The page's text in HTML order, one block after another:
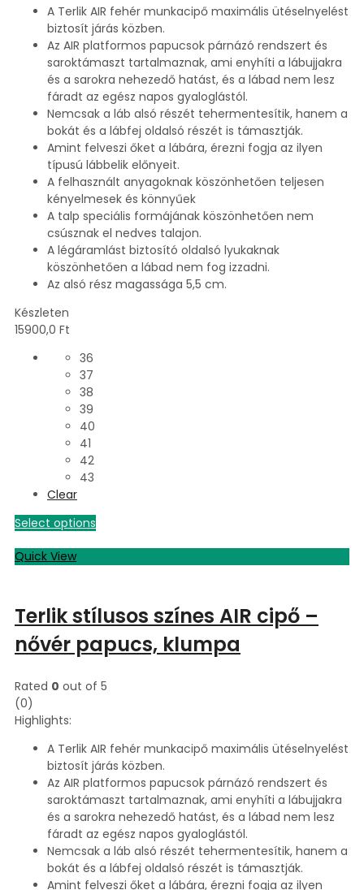
A Terlik AIR fehér munkacipő maximális ütéselnyelést
biztosít járás közben.
Az AIR platformos papucsok párnázó rendszert és
saroktámaszt tartalmaznak, ami enyhíti a lábujjakra
és a sarokra nehezedő hatást, és a lábad nem lesz
fáradt az egész napos gyaloglástól.
Nemcsak a láb alsó részét tehermentesítik, hanem a
bokát és a lábfej oldalsó részét is támasztják.
Amint felveszi őket a lábára, érezni fogja az ilyen
típusú lábbelik előnyeit.
A felhasznált anyagoknak köszönhetően teljesen
kényelmesek és könnyűek
A talp speciális formájának köszönhetően nem
csúsznak el nedves talajon.
A légáramlást biztosító oldalsó lyukaknak
köszönhetően a lábad nem fog izzadni.
Az alsó rész magassága 5,5 cm.
Készleten
15900,0 Ft
36
37
38
39
40
41
42
43
Clear
Select options
Quick View
Terlik stílusos színes AIR cipő –
nővér papucs, klumpa
Rated 0 out of 5
(0)
Highlights:
A Terlik AIR fehér munkacipő maximális ütéselnyelést
biztosít járás közben.
Az AIR platformos papucsok párnázó rendszert és
saroktámaszt tartalmaznak, ami enyhíti a lábujjakra
és a sarokra nehezedő hatást, és a lábad nem lesz
fáradt az egész napos gyaloglástól.
Nemcsak a láb alsó részét tehermentesítik, hanem a
bokát és a lábfej oldalsó részét is támasztják.
Amint felveszi őket a lábára, érezni fogja az ilyen